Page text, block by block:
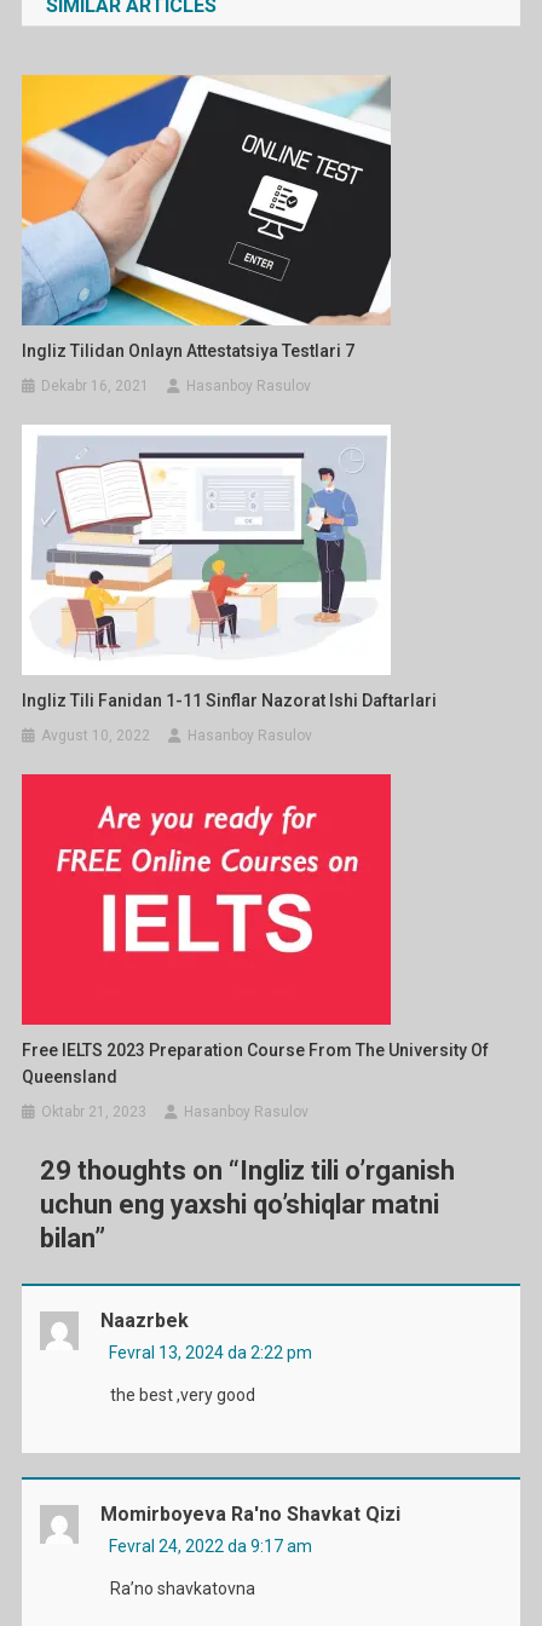
SIMILAR ARTICLES
Ingliz Tilidan Onlayn Attestatsiya Testlari 7
Dekabr 16, 2021 Hasanboy Rasulov
Ingliz Tili Fanidan 1-11 Sinflar Nazorat Ishi Daftarlari
Avgust 10, 2022 Hasanboy Rasulov
Free IELTS 2023 Preparation Course From The University Of
Queensland
Oktabr 21, 2023 Hasanboy Rasulov
29 thoughts on “Ingliz tili o’rganish
uchun eng yaxshi qo’shiqlar matni
bilan”
Naazrbek
Fevral 13, 2024 da 2:22 pm
the best ,very good
Momirboyeva Ra'no Shavkat Qizi
Fevral 24, 2022 da 9:17 am
Ra’no shavkatovna